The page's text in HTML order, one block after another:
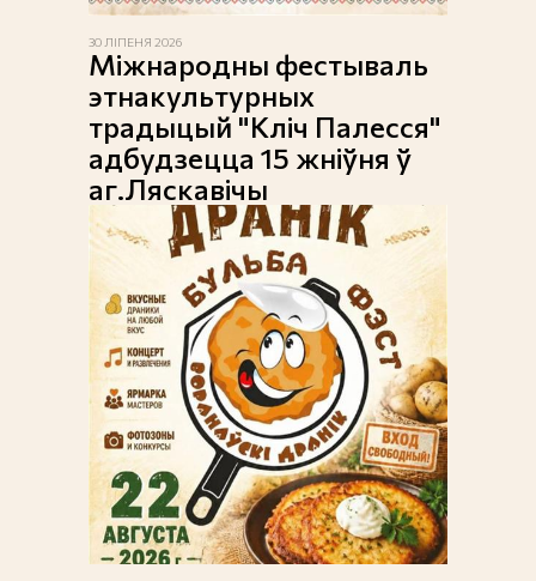
30 ЛІПЕНЯ 2026
Міжнародны фестываль
этнакультурных
традыцый "Кліч Палесся"
адбудзецца 15 жніўня ў
аг.Ляскавічы